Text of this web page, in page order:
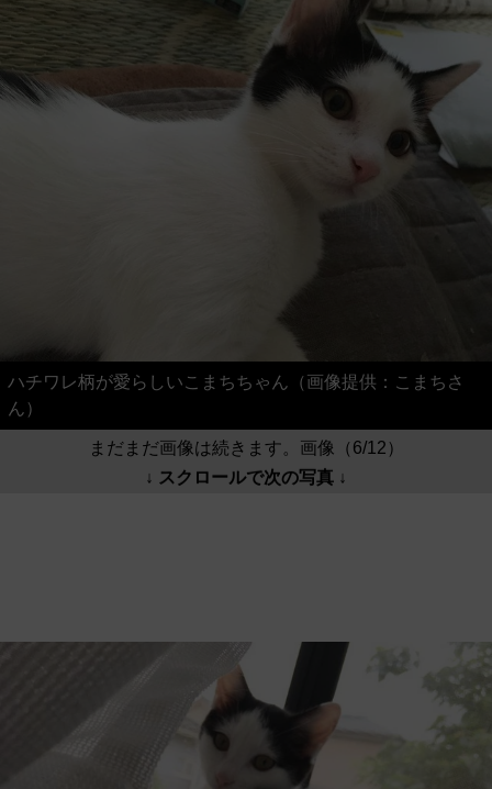
ハチワレ柄が愛らしいこまちちゃん（画像提供：こまちさ
ん）
まだまだ画像は続きます。画像（6/12）
↓ スクロールで次の写真 ↓